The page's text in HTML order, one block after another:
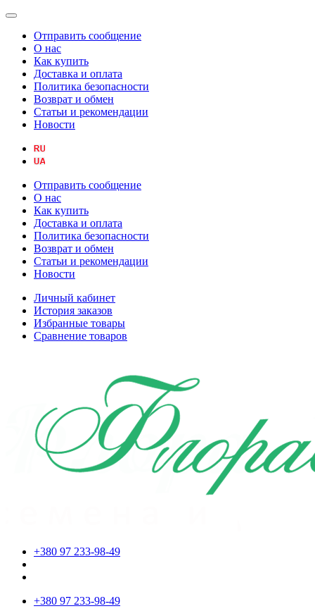
Отправить сообщение
О нас
Как купить
Доставка и оплата
Политика безопасности
Возврат и обмен
Статьи и рекомендации
Новости
Отправить сообщение
О нас
Как купить
Доставка и оплата
Политика безопасности
Возврат и обмен
Статьи и рекомендации
Новости
Личный кабинет
История заказов
Избранные товары
Сравнение товаров
+380 97 233-98-49
+380 97 233-98-49